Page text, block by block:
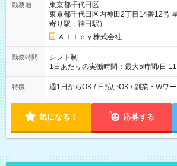
勤務地
東京都千代田区
東京都千代田区内神田2丁目14番12号
寄り駅：神田駅）
Ａｌｌｅｙ株式会社
勤務時間
シフト制
1日あたりの実働時間：最大5時間/日
実働時間：1-5時間 └上記の時間帯内で
能！ └平日・土曜日の中で、お好きな
18:00 などのように、自由な働き方
特徴 週1日からOK / 日払いOK / 副業・Wワ
気になる！ 応募する